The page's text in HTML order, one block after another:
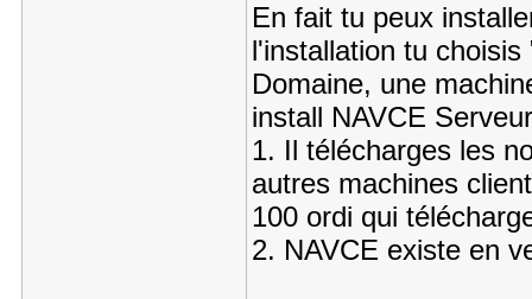
En fait tu peux
l'installation tu
Domaine, une
install NAVCE
1. Il télécharges les
autres machines
100 ordi qui
2. NAVCE existe en